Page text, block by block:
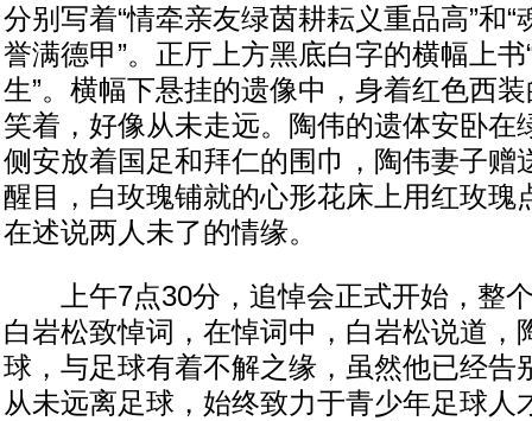
分别写着“情牵亲友绿茵耕耘义重品高”和
誉满德甲”。正厅上方黑底白字的横幅上
生”。横幅下悬挂的遗像中，身着红色西
笑着，好像从未走远。陶伟的遗体安卧在
侧安放着国足和拜仁的围巾，陶伟妻子赠
醒目，白玫瑰铺就的心形花床上用红玫瑰
在述说两人未了的情缘。
上午7点30分，追悼会正式开始，整
白岩松致悼词，在悼词中，白岩松说道，
球，与足球有着不解之缘，虽然他已经告
从未远离足球，始终致力于青少年足球人